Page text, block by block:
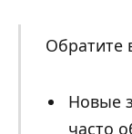
Обратите
Новые